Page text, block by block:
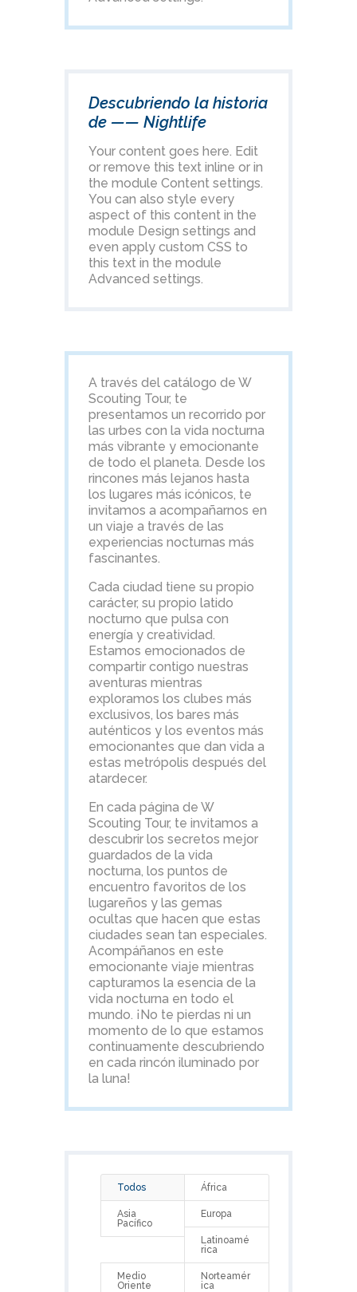
Descubriendo la historia
de —— Nightlife
Your content goes here. Edit
or remove this text inline or in
the module Content settings.
You can also style every
aspect of this content in the
module Design settings and
even apply custom CSS to
this text in the module
Advanced settings.
A través del catálogo de W
Scouting Tour, te
presentamos un recorrido por
las urbes con la vida nocturna
más vibrante y emocionante
de todo el planeta. Desde los
rincones más lejanos hasta
los lugares más icónicos, te
invitamos a acompañarnos en
un viaje a través de las
experiencias nocturnas más
fascinantes.
Cada ciudad tiene su propio
carácter, su propio latido
nocturno que pulsa con
energía y creatividad.
Estamos emocionados de
compartir contigo nuestras
aventuras mientras
exploramos los clubes más
exclusivos, los bares más
auténticos y los eventos más
emocionantes que dan vida a
estas metrópolis después del
atardecer.
En cada página de W
Scouting Tour, te invitamos a
descubrir los secretos mejor
guardados de la vida
nocturna, los puntos de
encuentro favoritos de los
lugareños y las gemas
ocultas que hacen que estas
ciudades sean tan especiales.
Acompáñanos en este
emocionante viaje mientras
capturamos la esencia de la
vida nocturna en todo el
mundo. ¡No te pierdas ni un
momento de lo que estamos
continuamente descubriendo
en cada rincón iluminado por
la luna!
Todos África
Asia
Pacífico
Europa
Latinoamé
rica
Medio
Oriente
Norteamér
ica